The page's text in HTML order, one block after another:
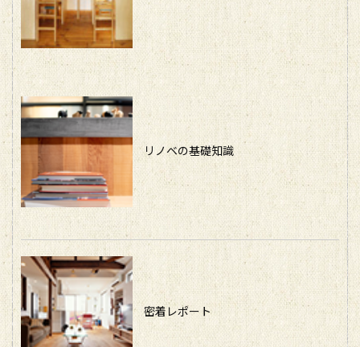
リノベの基礎知識
密着レポート